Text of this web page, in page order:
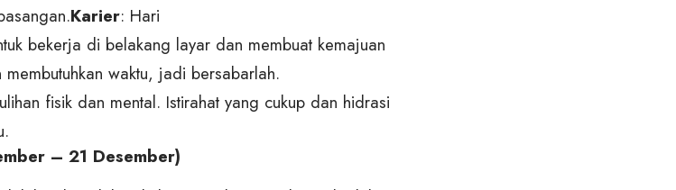
Karier: Hari
bekerja di belakang layar dan membuat kemajuan
waktu, jadi bersabarlah.
fisik dan mental. Istirahat yang cukup dan hidrasi
– 21 Desember)